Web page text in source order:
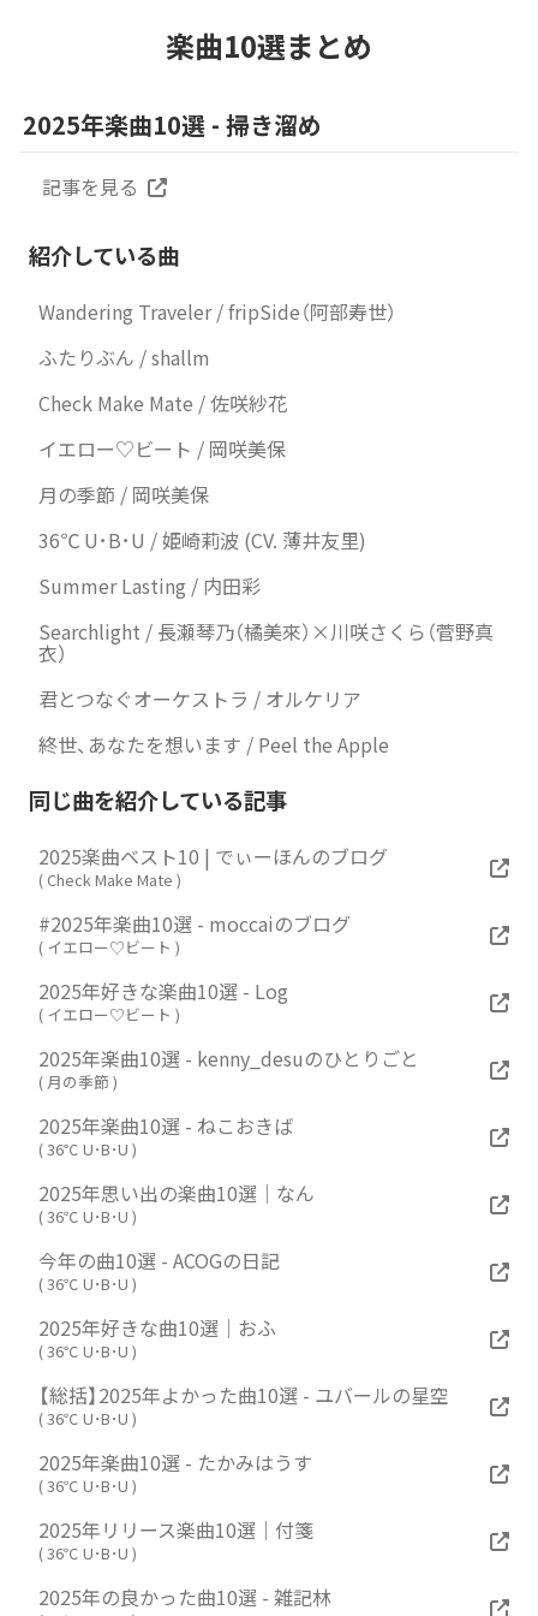
楽曲10選まとめ
2025年楽曲10選 - 掃き溜め
記事を見る
紹介している曲
Wandering Traveler / fripSide（阿部寿世）
ふたりぶん / shallm
Check Make Mate / 佐咲紗花
イエロー♡ビート / 岡咲美保
月の季節 / 岡咲美保
36℃ U･B･U / 姫崎莉波 (CV. 薄井友里)
Summer Lasting / 内田彩
Searchlight / 長瀬琴乃（橘美來）×川咲さくら（菅野真
衣）
君とつなぐオーケストラ / オルケリア
終世、あなたを想います / Peel the Apple
同じ曲を紹介している記事
2025楽曲ベスト10 | でぃーほんのブログ
( Check Make Mate )
#2025年楽曲10選 - moccaiのブログ
( イエロー♡ビート )
2025年好きな楽曲10選 - Log
( イエロー♡ビート )
2025年楽曲10選 - kenny_desuのひとりごと
( 月の季節 )
2025年楽曲10選 - ねこおきば
(36℃ U･B･U )
2025年思い出の楽曲10選｜なん
(36℃ U･B･U )
今年の曲10選 - ACOGの日記
(36℃ U･B･U )
2025年好きな曲10選｜おふ
(36℃ U･B･U )
【総括】2025年よかった曲10選 - ユバールの星空
(36℃ U･B･U )
2025年楽曲10選 - たかみはうす
(36℃ U･B･U )
2025年リリース楽曲10選｜付箋
(36℃ U･B･U )
2025年の良かった曲10選 - 雑記林